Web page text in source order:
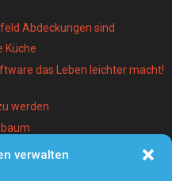
verwalten
Abdeckungen sind
Küche
das Leben leichter macht!
werden
Mentalist zu buchen?